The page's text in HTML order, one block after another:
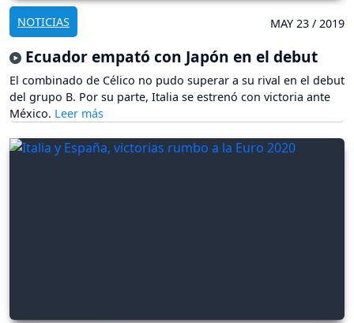
NOTICIAS MAY 23 / 2019
Ecuador empató con Japón en el debut
El combinado de Célico no pudo superar a su rival en el debut
del grupo B. Por su parte, Italia se estrenó con victoria ante
México.